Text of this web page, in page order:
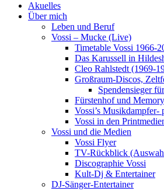
Akuelles
Über mich
Leben und Beruf
Vossi – Mucke (Live)
Timetable Vossi 1966-
Das Karussell in
Cleo Rahlstedt (1969-
Großraum-Discos,
Spendensieger
Fürstenhof und
Vossi’s Musikdampfer-
Vossi in den
Vossi und die Medien
Vossi Flyer
TV-Rückblick
Discographie Vossi
Kult-Dj & Entertainer
DJ-Sänger-Entertainer